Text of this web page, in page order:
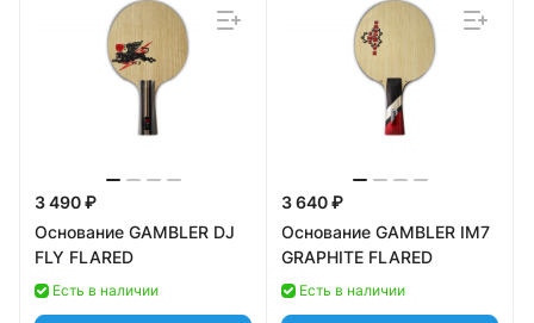
3 490 ₽
Основание GAMBLER DJ
FLY FLARED
Есть в наличии
3 640 ₽
Основание GAMBLER IM7
GRAPHITE FLARED
Есть в наличии